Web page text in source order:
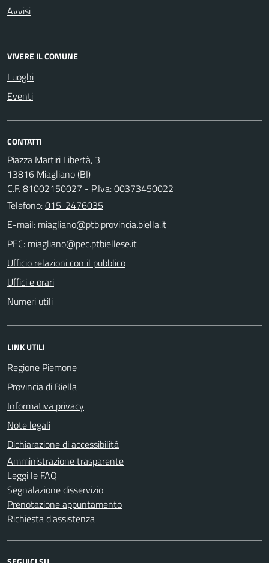
Avvisi
VIVERE IL COMUNE
Luoghi
Eventi
CONTATTI
Piazza Martiri Libertà, 3
13816 Miagliano (BI)
C.F. 81002150027 - P.Iva: 00373450022
Telefono:015-2476035
E-mail:
PEC:
Ufficio relazioni con il pubblico
Uffici e orari
Numeri utili
LINK UTILI
Regione Piemone
Provincia di Biella
Informativa privacy
Note legali
Dichiarazione di accessibilità
Amministrazione trasparente
Leggi le FAQ
Segnalazione disservizio
Prenotazione appuntamento
Richiesta d'assistenza